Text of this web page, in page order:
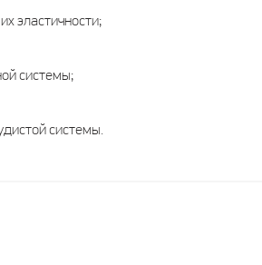
эластичности;
системы;
системы.